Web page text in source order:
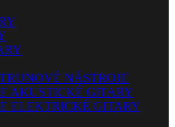
NÁSTROJE
AKUSTICKÉ GITARY
ELEKTRICKÉ GITARY